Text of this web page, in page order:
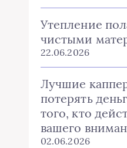
Утепление
чистыми
22.06.2026
Лучшие
потерять
того, кто
вашего
02.06.2026